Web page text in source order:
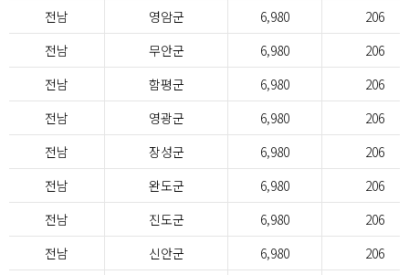
전남
영암군 6,980
206
전남
무안군 6,980
206
전남
함평군 6,980
206
전남
영광군 6,980
206
전남
장성군 6,980
206
전남
완도군 6,980
206
전남
진도군 6,980
206
전남
신안군 6,980
206